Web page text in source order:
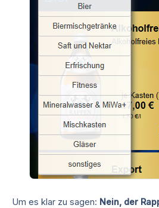
Um es klar zu sagen: Nein, der